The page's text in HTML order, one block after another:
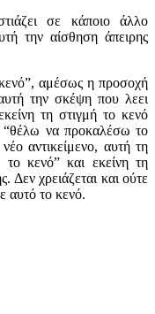
σε κάποιο άλλο
την αίσθηση άπειρης
αμέσως η προσοχή
την σκέψη που λεει
τη στιγμή το κενό
“θέλω να προκαλέσω το
αντικείμενο, αυτή τη
κενό” και εκείνη τη
Δεν χρειάζεται και ούτε
αυτό το κενό.